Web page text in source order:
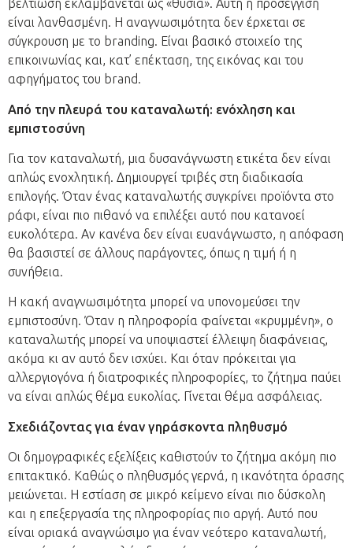
βελτίωση εκλαμβάνεται ως «θυσία». Αυτή η προσέγγιση
είναι λανθασμένη. Η αναγνωσιμότητα δεν έρχεται σε
σύγκρουση με το branding. Είναι βασικό στοιχείο της
επικοινωνίας και, κατ’ επέκταση, της εικόνας και του
αφηγήματος του brand.
Από την πλευρά του καταναλωτή: ενόχληση και
εμπιστοσύνη
Για τον καταναλωτή, μια δυσανάγνωστη ετικέτα δεν είναι
απλώς ενοχλητική. Δημιουργεί τριβές στη διαδικασία
επιλογής. Όταν ένας καταναλωτής συγκρίνει προϊόντα στο
ράφι, είναι πιο πιθανό να επιλέξει αυτό που κατανοεί
ευκολότερα. Αν κανένα δεν είναι ευανάγνωστο, η απόφαση
θα βασιστεί σε άλλους παράγοντες, όπως η τιμή ή η
συνήθεια.
Η κακή αναγνωσιμότητα μπορεί να υπονομεύσει την
εμπιστοσύνη. Όταν η πληροφορία φαίνεται «κρυμμένη», ο
καταναλωτής μπορεί να υποψιαστεί έλλειψη διαφάνειας,
ακόμα κι αν αυτό δεν ισχύει. Και όταν πρόκειται για
αλλεργιογόνα ή διατροφικές πληροφορίες, το ζήτημα παύει
να είναι απλώς θέμα ευκολίας. Γίνεται θέμα ασφάλειας.
Σχεδιάζοντας για έναν γηράσκοντα πληθυσμό
Οι δημογραφικές εξελίξεις καθιστούν το ζήτημα ακόμη πιο
επιτακτικό. Καθώς ο πληθυσμός γερνά, η ικανότητα όρασης
μειώνεται. Η εστίαση σε μικρό κείμενο είναι πιο δύσκολη
και η επεξεργασία της πληροφορίας πιο αργή. Αυτό που
είναι οριακά αναγνώσιμο για έναν νεότερο καταναλωτή,